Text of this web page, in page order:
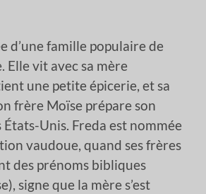
d’une famille populaire de
Elle vit avec sa mère
une petite épicerie, et sa
frère Moïse prépare son
Unis. Freda est nommée
vaudoue, quand ses frères
des prénoms bibliques
signe que la mère s’est